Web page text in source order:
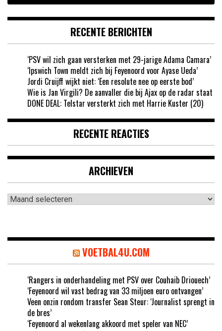
RECENTE BERICHTEN
‘PSV wil zich gaan versterken met 29-jarige Adama Camara’
‘Ipswich Town meldt zich bij Feyenoord voor Ayase Ueda’
Jordi Cruijff wijkt niet: ‘Een resolute nee op eerste bod’
Wie is Jan Virgili? De aanvaller die bij Ajax op de radar staat
DONE DEAL: Telstar versterkt zich met Harrie Kuster (20)
RECENTE REACTIES
ARCHIEVEN
Archieven
VOETBAL4U.COM
‘Rangers in onderhandeling met PSV over Couhaib Driouech’
‘Feyenoord wil vast bedrag van 33 miljoen euro ontvangen’
Veen onzin rondom transfer Sean Steur: ‘Journalist sprengt in
de bres’
‘Feyenoord al wekenlang akkoord met speler van NEC’